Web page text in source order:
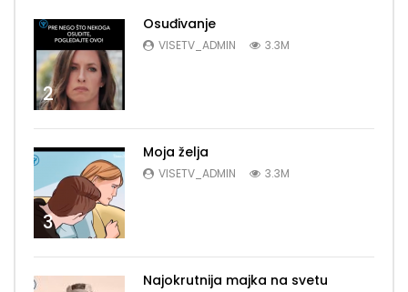
2
Osuđivanje
VISETV_ADMIN 3.3M
3
Moja želja
VISETV_ADMIN 3.3M
Najokrutnija majka na svetu